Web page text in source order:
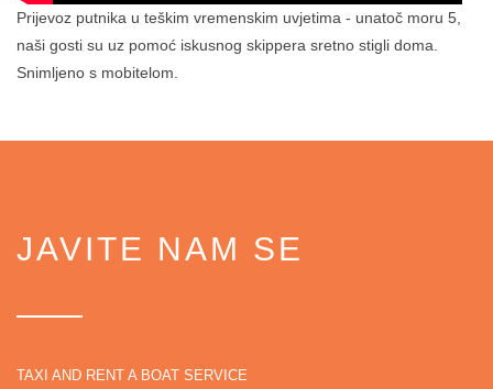
Prijevoz putnika u teškim vremenskim uvjetima - unatoč moru 5,
naši gosti su uz pomoć iskusnog skippera sretno stigli doma.
Snimljeno s mobitelom.
JAVITE NAM SE
TAXI AND RENT A BOAT SERVICE